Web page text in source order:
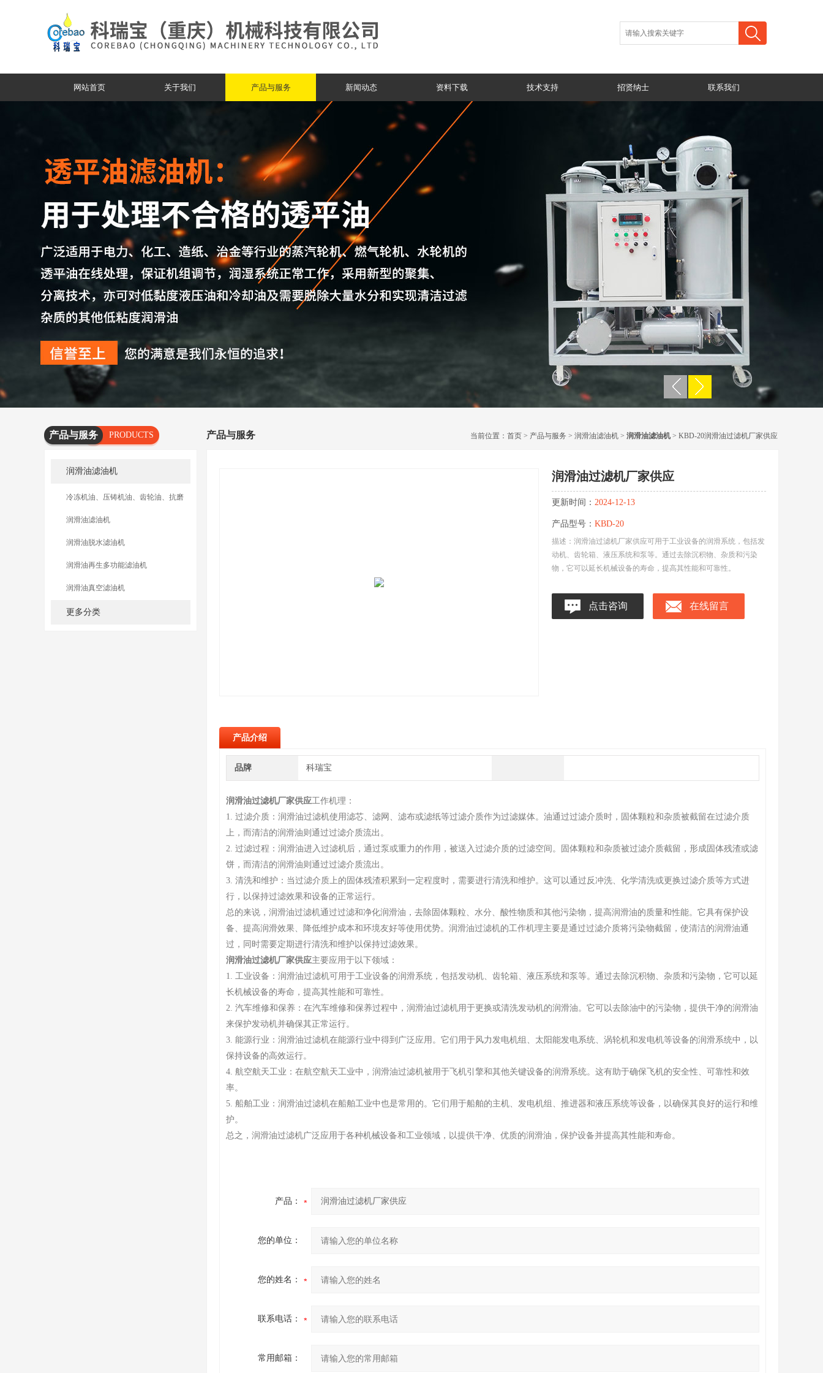
网站首页 关于我们 产品与服务 新闻动态 资料下载 技术支持 招贤纳士 联系我们
产品与服务
PRODUCTS
SERVICES
润滑油滤油机
冷冻机油、压铸机油、齿轮油、抗磨
油滤油机润滑油滤油机
润滑油脱水滤油机
润滑油再生多功能滤油机
润滑油真空滤油机
更多分类
产品与服务 当前位置： 首页 > 产品与服务 > 润滑油滤油机 > 润滑油滤油机> KBD-20润滑油过滤机厂家供应
润滑油过滤机厂家供应
更新时间： 2024-12-13
产品型号： KBD-20
描述：润滑油过滤机厂家供应可用于工业设备的润滑系统，包括发
动机、齿轮箱、液压系统和泵等。通过去除沉积物、杂质和污染
物，它可以延长机械设备的寿命，提高其性能和可靠性。
点击咨询 在线留言
产品介绍
品牌 科瑞宝
润滑油过滤机厂家供应工作机理：
1. 过滤介质：润滑油过滤机使用滤芯、滤网、滤布或滤纸等过滤介质作为过滤媒体。油通过过滤介质时，固体颗粒和杂质被截留在过滤介质
上，而清洁的润滑油则通过过滤介质流出。
2. 过滤过程：润滑油进入过滤机后，通过泵或重力的作用，被送入过滤介质的过滤空间。固体颗粒和杂质被过滤介质截留，形成固体残渣或滤
饼，而清洁的润滑油则通过过滤介质流出。
3. 清洗和维护：当过滤介质上的固体残渣积累到一定程度时，需要进行清洗和维护。这可以通过反冲洗、化学清洗或更换过滤介质等方式进
行，以保持过滤效果和设备的正常运行。
总的来说，润滑油过滤机通过过滤和净化润滑油，去除固体颗粒、水分、酸性物质和其他污染物，提高润滑油的质量和性能。它具有保护设
备、提高润滑效果、降低维护成本和环境友好等使用优势。润滑油过滤机的工作机理主要是通过过滤介质将污染物截留，使清洁的润滑油通
过，同时需要定期进行清洗和维护以保持过滤效果。
润滑油过滤机厂家供应主要应用于以下领域：
1. 工业设备：润滑油过滤机可用于工业设备的润滑系统，包括发动机、齿轮箱、液压系统和泵等。通过去除沉积物、杂质和污染物，它可以延
长机械设备的寿命，提高其性能和可靠性。
2. 汽车维修和保养：在汽车维修和保养过程中，润滑油过滤机用于更换或清洗发动机的润滑油。它可以去除油中的污染物，提供干净的润滑油
来保护发动机并确保其正常运行。
3. 能源行业：润滑油过滤机在能源行业中得到广泛应用。它们用于风力发电机组、太阳能发电系统、涡轮机和发电机等设备的润滑系统中，以
保持设备的高效运行。
4. 航空航天工业：在航空航天工业中，润滑油过滤机被用于飞机引擎和其他关键设备的润滑系统。这有助于确保飞机的安全性、可靠性和效
率。
5. 船舶工业：润滑油过滤机在船舶工业中也是常用的。它们用于船舶的主机、发电机组、推进器和液压系统等设备，以确保其良好的运行和维
护。
总之，润滑油过滤机广泛应用于各种机械设备和工业领域，以提供干净、优质的润滑油，保护设备并提高其性能和寿命。
产品：
您的单位：
您的姓名：
联系电话：
常用邮箱：